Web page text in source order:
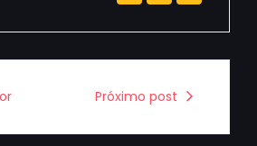
Próximo post